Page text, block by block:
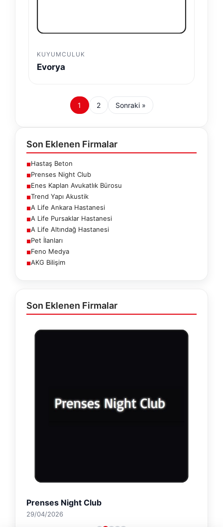
KUYUMCULUK
Evorya
1 2 Sonraki »
Son Eklenen Firmalar
■Hastaş Beton
■Prenses Night Club
■Enes Kaplan Avukatlık Bürosu
■Trend Yapı Akustik
■A Life Ankara Hastanesi
■A Life Pursaklar Hastanesi
■A Life Altındağ Hastanesi
■Pet İlanları
■Feno Medya
■AKG Bilişim
Son Eklenen Firmalar
Prenses Night Club
29/04/2026